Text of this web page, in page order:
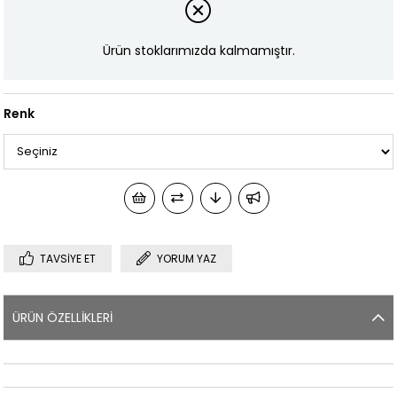
Ürün stoklarımızda kalmamıştır.
Renk
TAVSIYE ET YORUM YAZ
ÜRÜN ÖZELLIKLERI